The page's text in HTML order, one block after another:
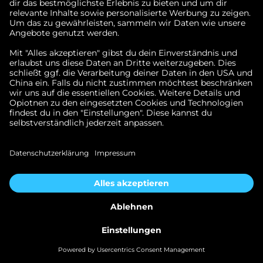
Sie es erneut oder kontaktieren
Sie uns, falls das Problem
weiterhin besteht.
ZUR STARTSEITE